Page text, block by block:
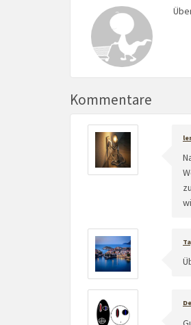
Kommentare